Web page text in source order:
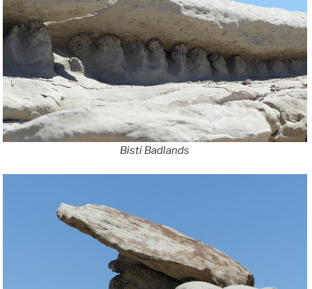
Bisti Badlands